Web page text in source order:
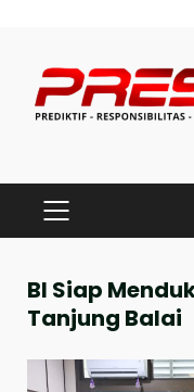
content
PRIMARY
MENU
BI Siap
Tanjung Balai